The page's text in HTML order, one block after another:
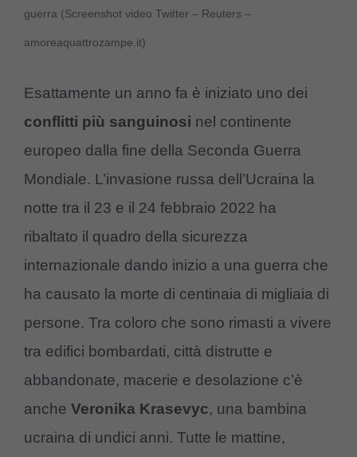
guerra (Screenshot video Twitter – Reuters –
amoreaquattrozampe.it)
Esattamente un anno fa è iniziato uno dei
conflitti più sanguinosi nel continente
europeo dalla fine della Seconda Guerra
Mondiale. L’invasione russa dell’Ucraina la
notte tra il 23 e il 24 febbraio 2022 ha
ribaltato il quadro della sicurezza
internazionale dando inizio a una guerra che
ha causato la morte di centinaia di migliaia di
persone. Tra coloro che sono rimasti a vivere
tra edifici bombardati, città distrutte e
abbandonate, macerie e desolazione c’è
anche Veronika Krasevyc, una bambina
ucraina di undici anni. Tutte le mattine,